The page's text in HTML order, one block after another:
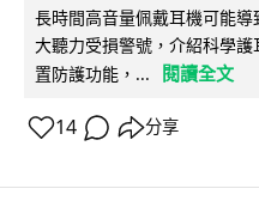
長時間高音量佩戴耳機可能
大聽力受損警號，介紹科學
置防護功能，...
閱讀全文
14 分享